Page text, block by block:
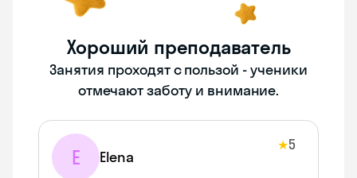
Хороший преподаватель
Занятия проходят с пользой - ученики
отмечают заботу и внимание.
E Elena
★5